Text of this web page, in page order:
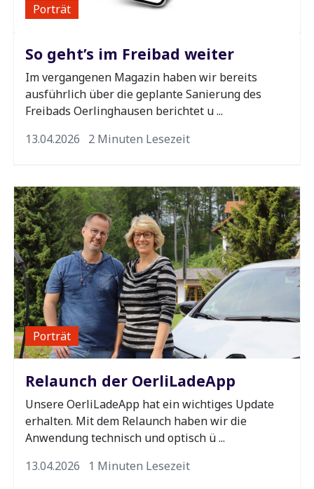
Porträt
So geht’s im Freibad weiter
Im vergangenen Magazin haben wir bereits
ausführlich über die geplante Sanierung des
Freibads Oerlinghausen berichtet u ...
13.04.2026
2 Minuten Lesezeit
Porträt
Relaunch der OerliLadeApp
Unsere OerliLadeApp hat ein wichtiges Update
erhalten. Mit dem Relaunch haben wir die
Anwendung technisch und optisch ü ...
13.04.2026
1 Minuten Lesezeit